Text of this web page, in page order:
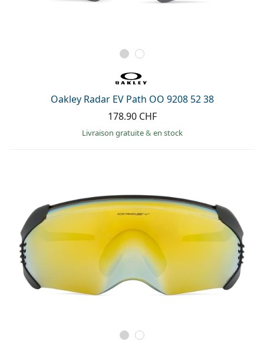
Oakley Radar EV Path OO 9208 52 38
178.90 CHF
Livraison gratuite& en stock